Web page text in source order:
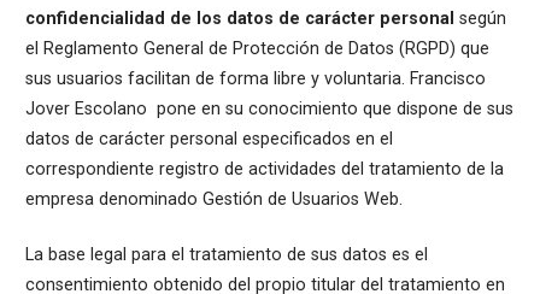
confidencialidad de los datos de carácter personal según
el Reglamento General de Protección de Datos (RGPD) que
sus usuarios facilitan de forma libre y voluntaria. Francisco
Jover Escolano pone en su conocimiento que dispone de sus
datos de carácter personal especificados en el
correspondiente registro de actividades del tratamiento de la
empresa denominado Gestión de Usuarios Web.
La base legal para el tratamiento de sus datos es el
consentimiento obtenido del propio titular del tratamiento en